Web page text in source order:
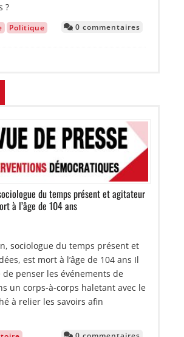
?
Politique 0 commentaires
du temps présent et agitateur
à l’âge de 104 ans
sociologue du temps présent et
est mort à l’âge de 104 ans Il
de penser les événements de
un corps-à-corps haletant avec le
à relier les savoirs afin